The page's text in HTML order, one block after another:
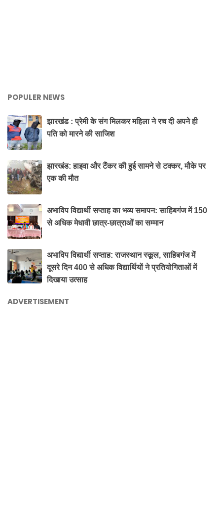
POPULER NEWS
झारखंड : प्रेमी के संग मिलकर महिला ने रच दी अपने ही
पति को मारने की साजिश
झारखंड: हाइवा और टैंकर की हुई सामने से टक्कर, मौके पर
एक की मौत
अभाविप विद्यार्थी सप्ताह का भव्य समापन: साहिबगंज में 150
से अधिक मेधावी छात्र-छात्राओं का सम्मान
अभाविप विद्यार्थी सप्ताह: राजस्थान स्कूल, साहिबगंज में
दूसरे दिन 400 से अधिक विद्यार्थियों ने प्रतियोगिताओं में
दिखाया उत्साह
ADVERTISEMENT